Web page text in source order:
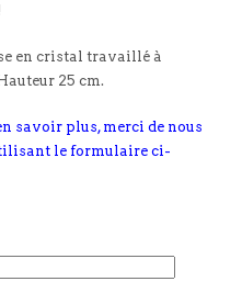
en cristal travaillé à
25 cm.
savoir plus, merci de nous
le formulaire ci-